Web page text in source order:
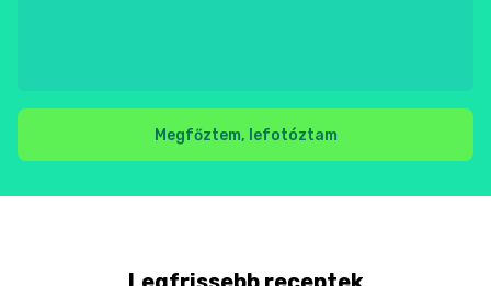
Megfőztem, lefotóztam